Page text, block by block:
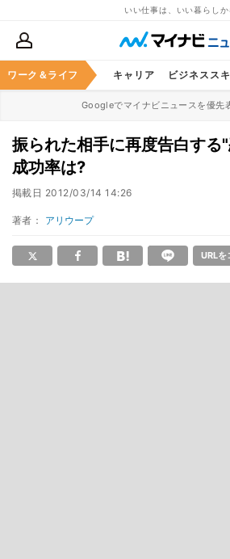
いい仕事は、いい暮らしか
ワーク＆ライフ キャリア ビジネスス
Googleでマイナビニュースを優先
振られた相手に再度告白する
成功率は?
掲載日 2012/03/14 14:26
著者： アリウープ
URLを